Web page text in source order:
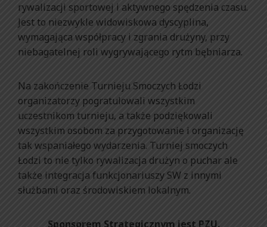
rywalizacji sportowej i aktywnego spędzenia czasu.
Jest to niezwykle widowiskowa dyscyplina,
wymagająca współpracy i zgrania drużyny, przy
niebagatelnej roli wygrywającego rytm bębniarza.
Na zakończenie Turnieju Smoczych Łodzi
organizatorzy pogratulowali wszystkim
uczestnikom turnieju, a także podziękowali
wszystkim osobom za przygotowanie i organizację
tak wspaniałego wydarzenia. Turniej smoczych
Łodzi to nie tylko rywalizacja drużyn o puchar ale
także integracja funkcjonariuszy SW z innymi
służbami oraz środowiskiem lokalnym.
Sponsorem Strategicznym jest PZU.